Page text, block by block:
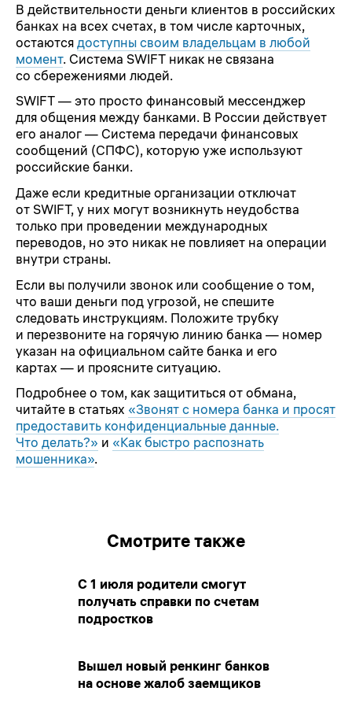
В действительности деньги клиентов в российских
банках на всех счетах, в том числе карточных,
остаются доступны своим владельцам в любой
момент. Система SWIFT никак не связана
со сбережениями людей.
SWIFT — это просто финансовый мессенджер
для общения между банками. В России действует
его аналог — Система передачи финансовых
сообщений (СПФС), которую уже используют
российские банки.
Даже если кредитные организации отключат
от SWIFT, у них могут возникнуть неудобства
только при проведении международных
переводов, но это никак не повлияет на операции
внутри страны.
Если вы получили звонок или сообщение о том,
что ваши деньги под угрозой, не спешите
следовать инструкциям. Положите трубку
и перезвоните на горячую линию банка — номер
указан на официальном сайте банка и его
картах — и проясните ситуацию.
Подробнее о том, как защититься от обмана,
читайте в статьях «Звонят с номера банка и просят
предоставить конфиденциальные данные.
Что делать?» и «Как быстро распознать
мошенника».
Смотрите также
С 1 июля родители смогут
получать справки по счетам
подростков
Вышел новый ренкинг банков
на основе жалоб заемщиков